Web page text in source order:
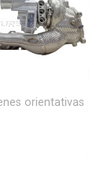
orientativas